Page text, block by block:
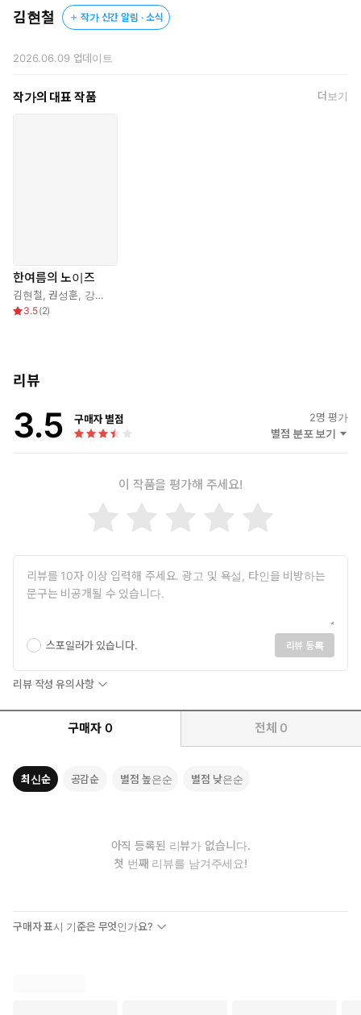
화 세계관 속에서 탄생한 피조물이 삶의 의미를 찾으려 하는 「태양
신의 골렘」, 기묘한 고개에서 미지의 존재와 마주하는 한 부녀의 일
마다 소원이 이루어지는 우연이 반복된다는 된다는 설정을 유쾌하게
른 세계, 혹은 안전한 현실이 미세하게 비틀리는 세계를 절묘하게 포
지헌은 배달 일을 하다가 잠시 자리를 비운 사이에 도난된 자신의 차
량이 지역 커뮤니티를 크게 달군 살인 사건에 이용되었다는 소식을
듣는다. 그로부터 1년 후, ‘잔존물’로 처리된 차량을 경찰이 다시 돌려
태양신의 골렘
신 바슈파흐는 아름다운 골렘 눔을 만들어 낸다. 그러나 눔은 탄생
의 의미를 궁금하게 여겨 집요하게 자신의 사명을 묻다가 끝내 근
신에 처해진다. 그런 눔에게, 태양신의 누이이자 물의 신인 에라
언뜻 보기에는 가파르지 않지만 쉽게 오를 수 없는 곳이라 어느새
고기에 올랐다가 묘지에서 기묘한 존재와 마주한다.
중고 거래 사기로 쏠쏠하게 돈을 벌던 손상희는 결국 경찰에 붙잡혀
사기 피해액을 시간으로 환산하는 ‘사기특별법’에 의해 징역을 살게
된다. 정신을 차려 보니 도착한 곳은 사기죄 전문 수용소. 그곳에서
었다.
대학교 강의실에서 한 학생이 테러를 저질러 사상자를 낸 뒤 사망한
다. 문제의 학생과 면담한 적이 있던 교수는 담당 형사에게 연락해
케이준 라이스와 종말의 맛
작업이 필요하게 되는데.
김현철 작가 신간 알림 · 소식
2026.06.09 업데이트
작가의 대표 작품 더보기
한여름의 노이즈
김현철 ,권성훈 강하
3.5(2)
리뷰
3.5 구매자 별점 2명 평가
별점 분포 보기
이 작품을 평가해 주세요!
스포일러가 있습니다. 리뷰 등록
리뷰 작성 유의사항
구매자 0 전체 0
최신순 공감순 별점 높은순 별점 낮은순
아직 등록된 리뷰가 없습니다.
첫 번째 리뷰를 남겨주세요!
구매자 표시 기준은 무엇인가요?